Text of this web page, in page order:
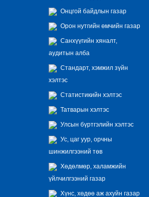
Онцгой байдлын газар
Орон нутгийн өмчийн газар
Санхүүгийн хяналт,
аудитын алба
Стандарт, хэмжил зүйн
хэлтэс
Статистикийн хэлтэс
Татварын хэлтэс
Улсын бүртгэлийн хэлтэс
Ус, цаг уур, орчны
шинжилгээний төв
Хөдөлмөр, халамжийн
үйлчилгээний газар
Хүнс, хөдөө аж ахуйн газар